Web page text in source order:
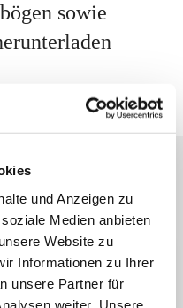
und Anzeigen zu
Medien anbieten
Website zu
Informationen zu Ihrer
unsere Partner für
weiter. Unsere
sowie